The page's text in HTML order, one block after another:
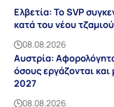
Ελβετία: Το SVP
κατά του νέου
08.08.2026
Αυστρία:
όσους εργάζονται
2027
08.08.2026